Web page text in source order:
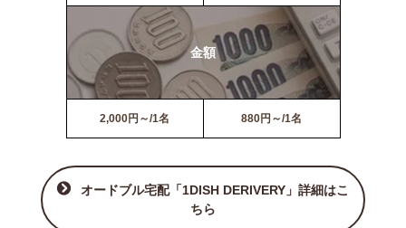
金額
2,000円～/1名 880円～/1名
オードブル宅配「1DISH DERIVERY」詳細はこ
ちら